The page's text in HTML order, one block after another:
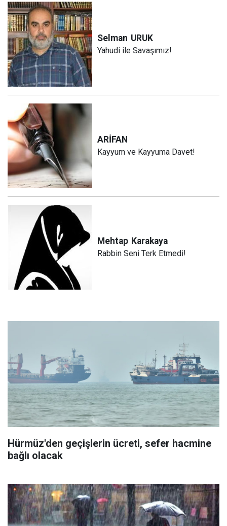
Selman URUK
Yahudi ile Savaşımız!
ARİFAN
Kayyum ve Kayyuma Davet!
Mehtap Karakaya
Rabbin Seni Terk Etmedi!
Hürmüz'den geçişlerin ücreti, sefer hacmine
bağlı olacak